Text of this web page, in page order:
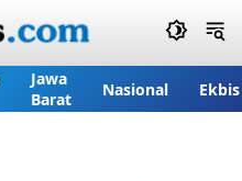
Jawa
Barat
Nasional Ekbis